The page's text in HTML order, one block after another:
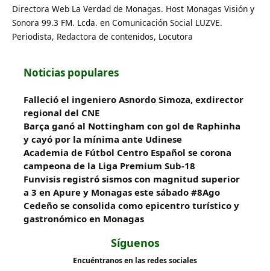
Directora Web La Verdad de Monagas. Host Monagas Visión y
Sonora 99.3 FM. Lcda. en Comunicación Social LUZVE.
Periodista, Redactora de contenidos, Locutora
Noticias populares
Falleció el ingeniero Asnordo Simoza, exdirector
regional del CNE
Barça ganó al Nottingham con gol de Raphinha
y cayó por la mínima ante Udinese
Academia de Fútbol Centro Español se corona
campeona de la Liga Premium Sub-18
Funvisis registró sismos con magnitud superior
a 3 en Apure y Monagas este sábado #8Ago
Cedeño se consolida como epicentro turístico y
gastronómico en Monagas
Síguenos
Encuéntranos en las redes sociales